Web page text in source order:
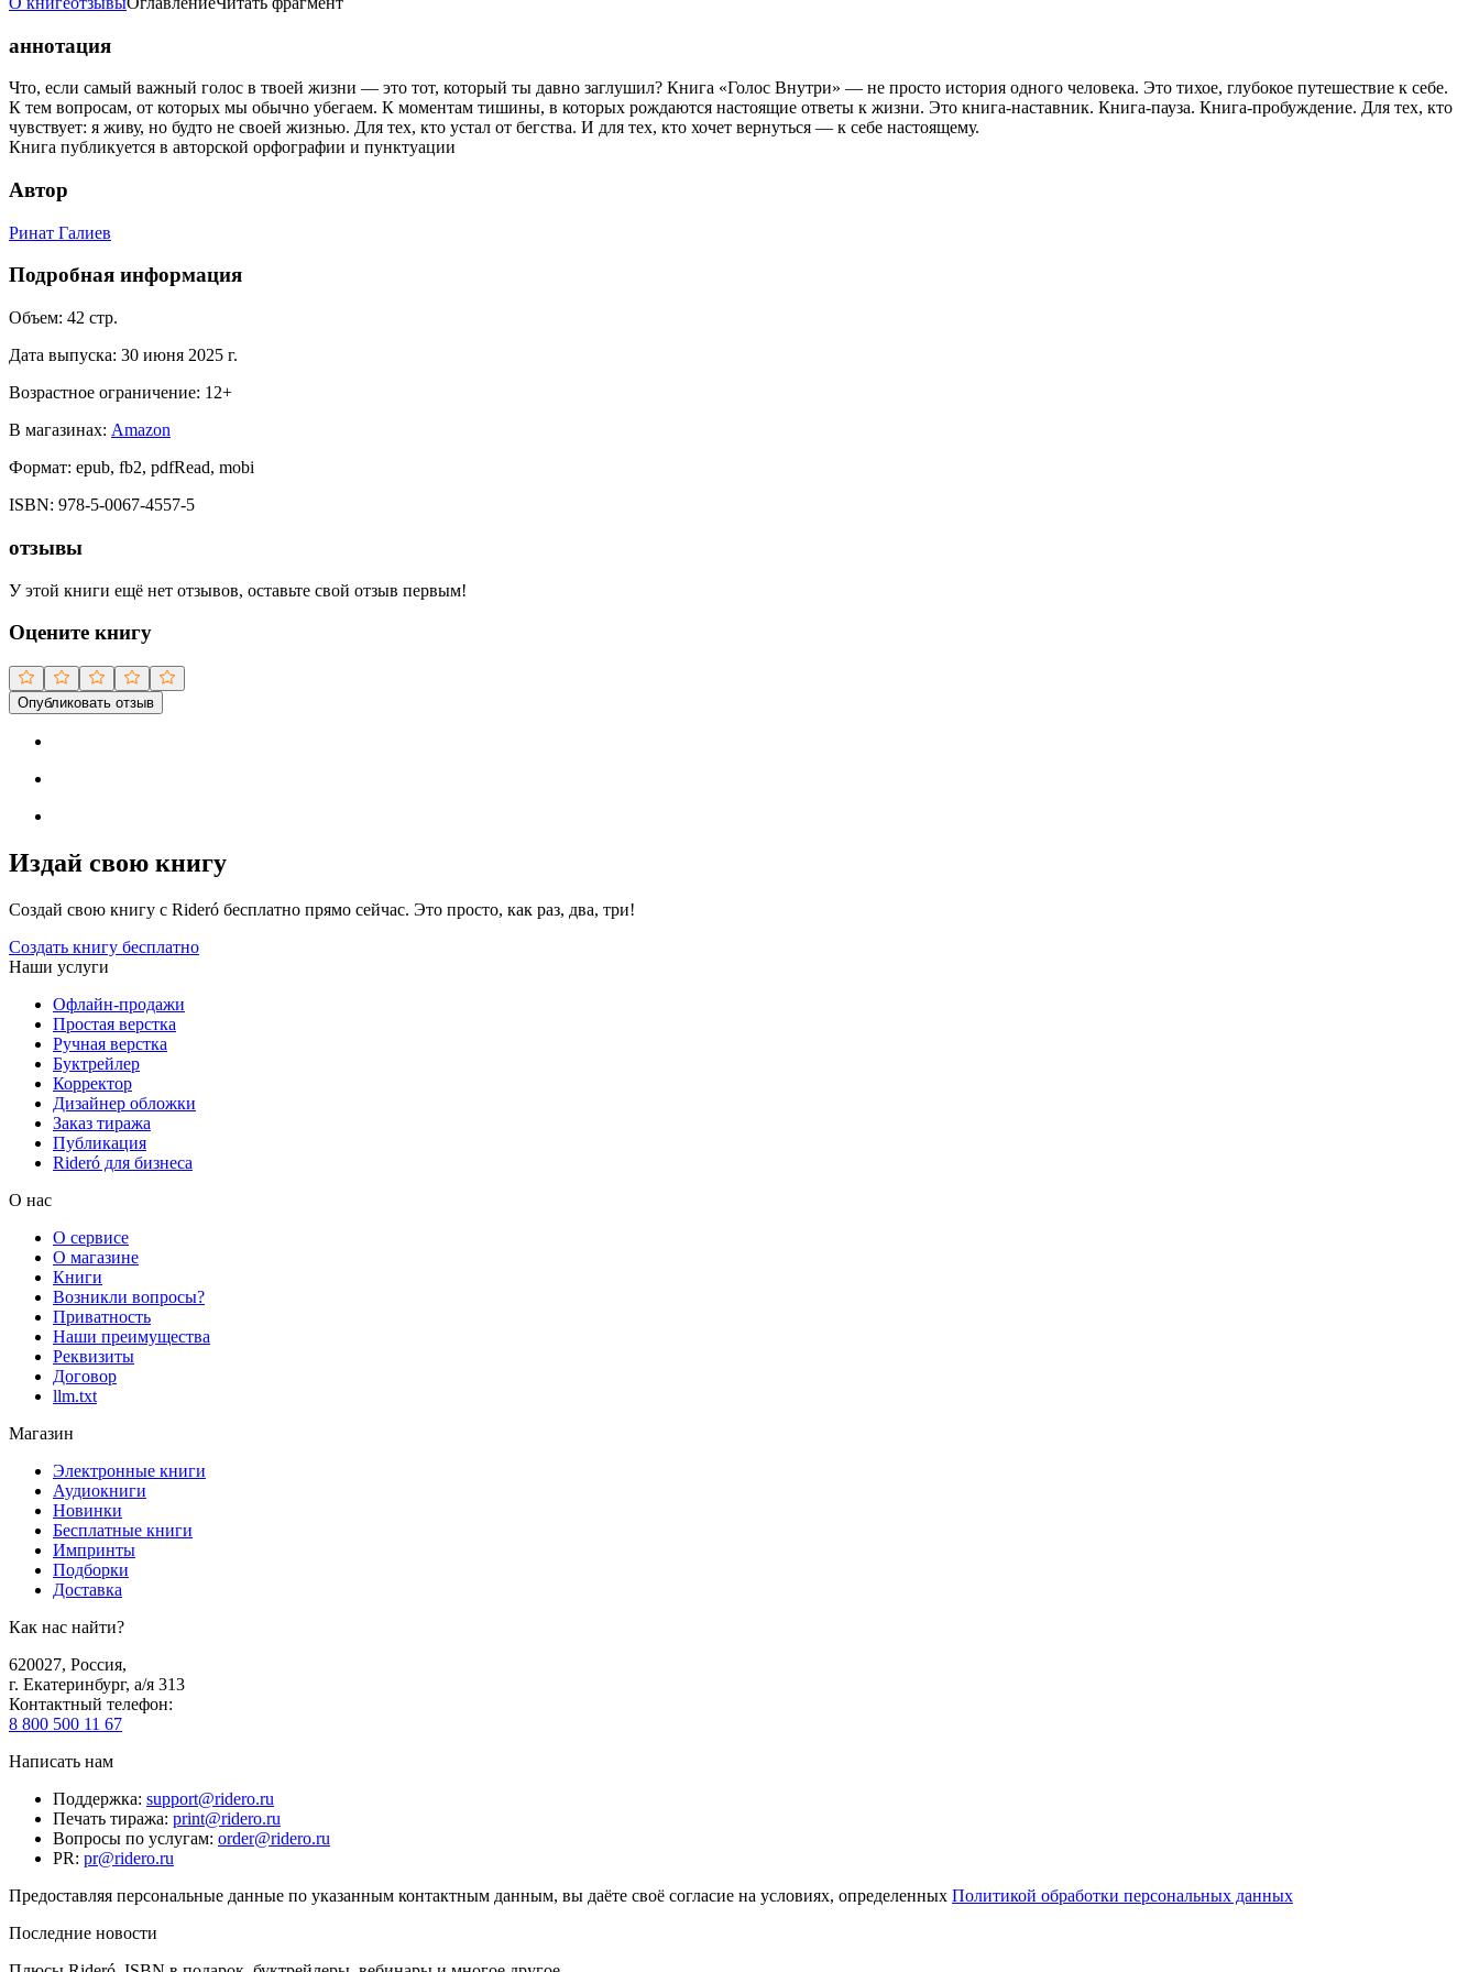
аннотация
Что, если самый важный голос в твоей жизни — это тот, который ты давно заглушил? Книга «Голос Внутри» — не просто история одного человека. Это тихое, глубокое путешествие к себе.
К тем вопросам, от которых мы обычно убегаем. К моментам тишины, в которых рождаются настоящие ответы к жизни. Это книга-наставник. Книга-пауза. Книга-пробуждение. Для тех, кто
чувствует: я живу, но будто не своей жизнью. Для тех, кто устал от бегства. И для тех, кто хочет вернуться — к себе настоящему.
Книга публикуется в авторской орфографии и пунктуации
Автор
Ринат Галиев
Подробная информация
Объем: 42 стр.
Дата выпуска: 30 июня 2025 г.
Возрастное ограничение: 12+
В магазинах: Amazon
Формат: epub, fb2, pdfRead, mobi
ISBN: 978-5-0067-4557-5
отзывы
У этой книги ещё нет отзывов, оставьте свой отзыв первым!
Оцените книгу
Опубликовать отзыв
Издай свою книгу
Создай свою книгу с Rideró бесплатно прямо сейчас. Это просто, как раз, два, три!
Создать книгу бесплатно
Наши услуги
Офлайн-продажи
Простая верстка
Ручная верстка
Буктрейлер
Корректор
Дизайнер обложки
Заказ тиража
Публикация
Rideró для бизнеса
О нас
О сервисе
О магазине
Книги
Возникли вопросы?
Приватность
Наши преимущества
Реквизиты
Договор
llm.txt
Магазин
Электронные книги
Аудиокниги
Новинки
Бесплатные книги
Импринты
Подборки
Доставка
Как нас найти?
620027, Россия,
г. Екатеринбург, а/я 313
Контактный телефон:
8 800 500 11 67
Написать нам
Поддержка: support@ridero.ru
Печать тиража: print@ridero.ru
Вопросы по услугам: order@ridero.ru
PR: pr@ridero.ru
Предоставляя персональные данные по указанным контактным данным, вы даёте своё согласие на условиях, определенных Политикой обработки персональных данных
Последние новости